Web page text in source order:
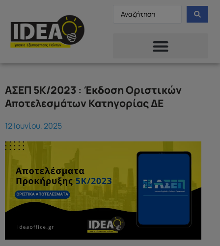
ΑΣΕΠ 5Κ/2023 : Έκδοση Οριστικών
Αποτελεσμάτων Κατηγορίας ΔΕ
12 Ιουνίου, 2025